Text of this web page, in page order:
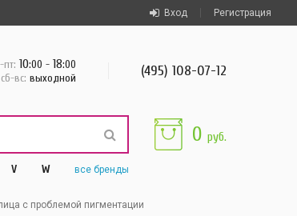
Вход Регистрация
пт: 10:00 - 18:00
сб-вс: выходной (495) 108-07-12
V W все бренды
0 руб.
с проблемой пигментации